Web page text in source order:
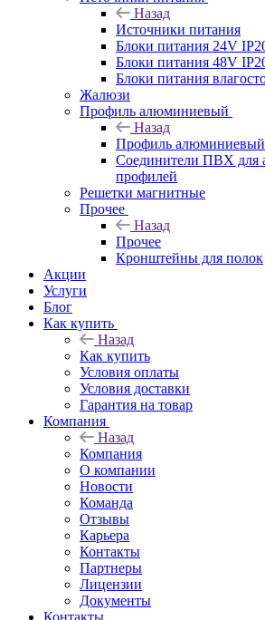
Назад
Источники питания
Блоки питания 24V
Блоки питания 48V
Блоки питания
Жалюзи
Профиль алюминиевый
Назад
Профиль алюминиевый
Соединители ПВХ для
профилей
Решетки магнитные
Прочее
Назад
Прочее
Кронштейны для полок
Акции
Услуги
Блог
Как купить
Назад
Как купить
Условия оплаты
Условия доставки
Гарантия на товар
Компания
Назад
Компания
О компании
Новости
Команда
Отзывы
Карьера
Контакты
Партнеры
Лицензии
Документы
Контакты